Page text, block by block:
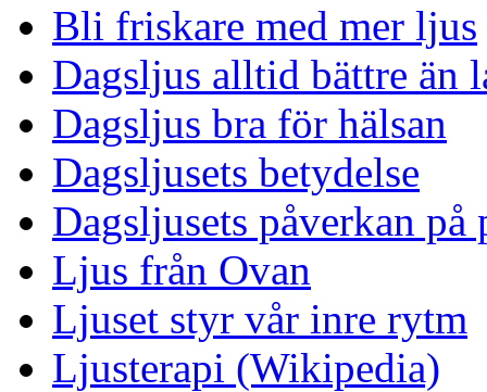
Bli friskare med mer ljus
Dagsljus alltid bättre än
Dagsljus bra för hälsan
Dagsljusets betydelse
Dagsljusets påverkan på
Ljus från Ovan
Ljuset styr vår inre rytm
Ljusterapi (Wikipedia)